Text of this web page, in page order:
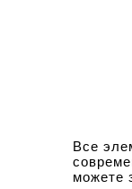
Все
можете